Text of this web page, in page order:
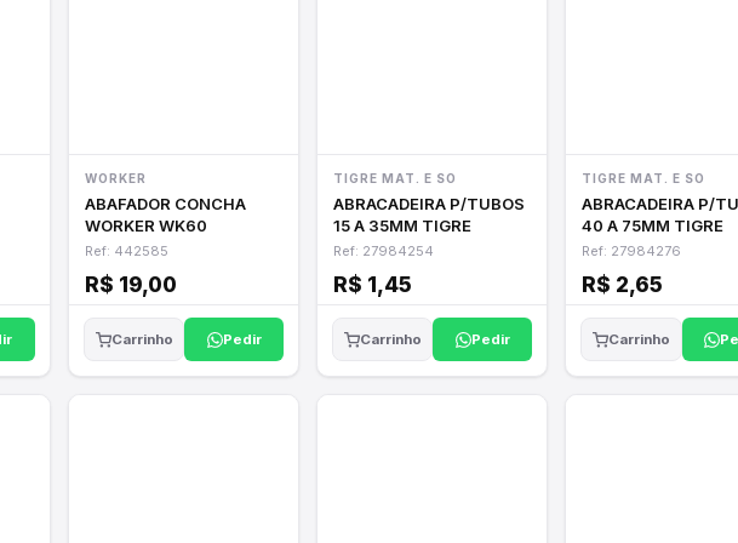
WORKER
ABAFADOR CONCHA
WORKER WK60
Ref: 442585
R$ 19,00
Carrinho Pedir
TIGRE MAT. E SO
ABRACADEIRA P/TUBOS
15 A 35MM TIGRE
Ref: 27984254
R$ 1,45
Carrinho Pedir
TIGRE MAT. E SO
ABRACADEIRA P/TUBOS
40 A 75MM TIGRE
Ref: 27984276
R$ 2,65
Carrinho